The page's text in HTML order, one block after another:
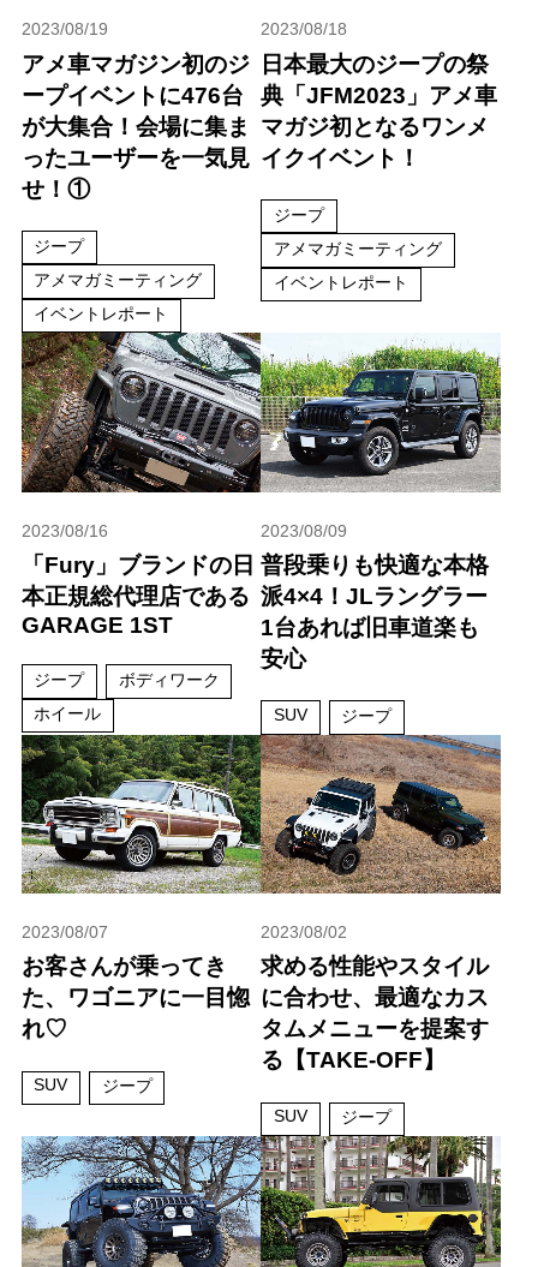
2023/08/19
アメ車マガジン初のジ
ープイベントに476台
が大集合！会場に集ま
ったユーザーを一気見
せ！①
ジープ
アメマガミーティング
イベントレポート
2023/08/18
日本最大のジープの祭
典「JFM2023」アメ車
マガジ初となるワンメ
イクイベント！
ジープ
アメマガミーティング
イベントレポート
2023/08/16
「Fury」ブランドの日
本正規総代理店である
GARAGE 1ST
ジープ
ボディワーク
ホイール
2023/08/09
普段乗りも快適な本格
派4×4！JLラングラー
1台あれば旧車道楽も
安心
SUV ジープ
2023/08/07
お客さんが乗ってき
た、ワゴニアに一目惚
れ♡
SUV ジープ
2023/08/02
求める性能やスタイル
に合わせ、最適なカス
タムメニューを提案す
る【TAKE-OFF】
SUV ジープ